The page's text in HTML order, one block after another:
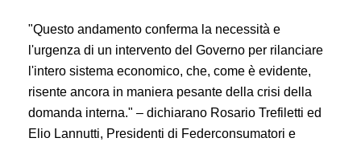
"Questo andamento conferma la necessità e
l'urgenza di un intervento del Governo per rilanciare
l'intero sistema economico, che, come è evidente,
risente ancora in maniera pesante della crisi della
domanda interna." – dichiarano Rosario Trefiletti ed
Elio Lannutti, Presidenti di Federconsumatori e